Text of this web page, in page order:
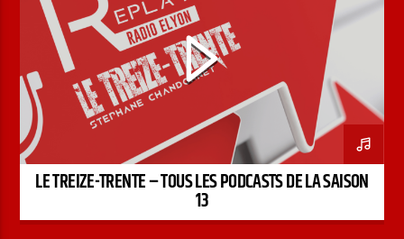
LE TREIZE-TRENTE – TOUS LES PODCASTS DE LA SAISON
13